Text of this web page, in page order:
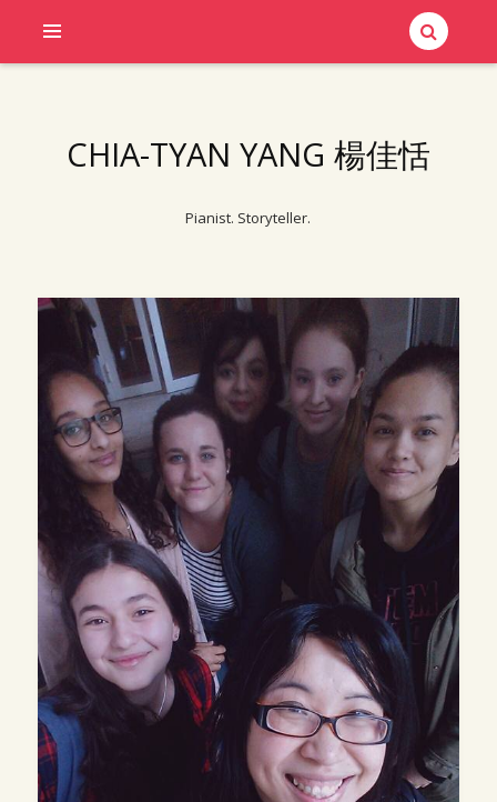
CHIA-TYAN YANG 楊佳恬
Pianist. Storyteller.